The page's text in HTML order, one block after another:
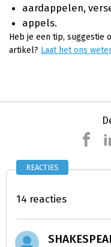
aardappelen,
appels.
Heb je een tip, suggestie
artikel? Laat het ons
REACTIES
14 reacties